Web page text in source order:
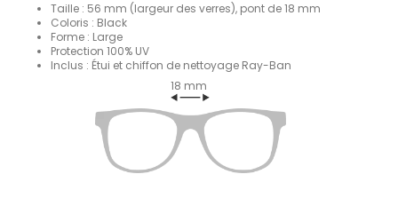
Taille : 56 mm (largeur des verres), pont de 18 mm
Coloris : Black
Forme : Large
Protection 100% UV
Inclus : Étui et chiffon de nettoyage Ray-Ban
18 mm